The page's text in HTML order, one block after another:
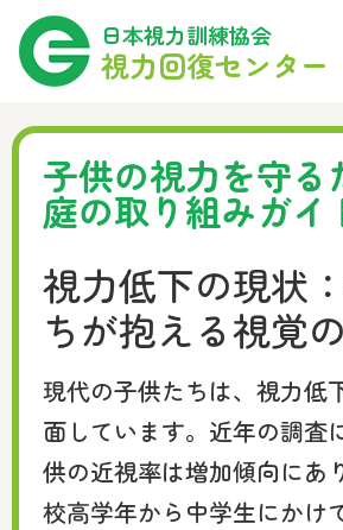
日本視力訓練協会
視力回復センター
子供の視力を守る
庭の取り組みガイ
視力低下の現状
ちが抱える視覚
現代の子供たちは、視力低
面しています。近年の調査
供の近視率は増加傾向にあ
校高学年から中学生にかけ